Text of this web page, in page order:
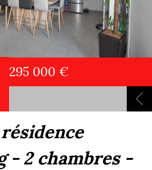
295 000 €
- 2 chambres -